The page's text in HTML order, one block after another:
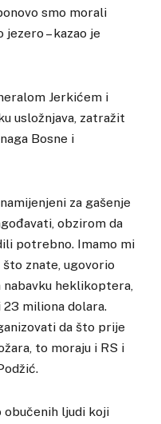
smo morali
– kazao je
Jerkićem i
usložnjava, zatražit
Bosne i
za gašenje
obzirom da
potrebno. Imamo mi
znate, ugovorio
heklikoptera,
miliona dolara.
da što prije
to moraju i RS i
obučenih ljudi koji